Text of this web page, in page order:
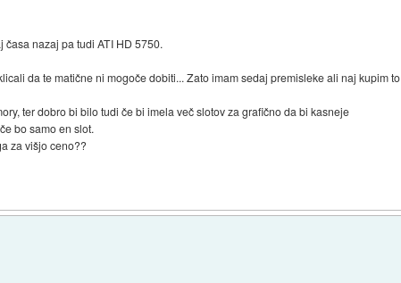
nazaj pa tudi ATI HD 5750.
da te matične ni mogoče dobiti... Zato imam sedaj premisleke ali naj kupim to
ter dobro bi bilo tudi če bi imela več slotov za grafično da bi kasneje
bo samo en slot.
za višjo ceno??